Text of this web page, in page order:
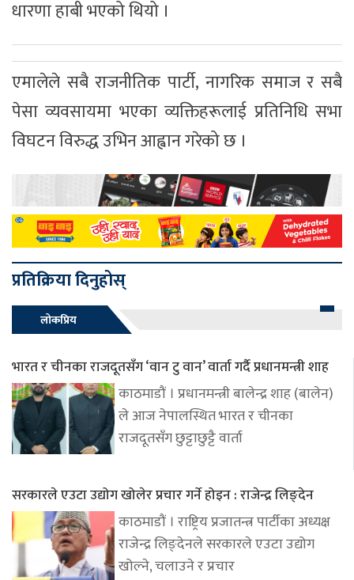
धारणा हाबी भएको थियो ।
एमालेले सबै राजनीतिक पार्टी, नागरिक समाज र सबै
पेसा व्यवसायमा भएका व्यक्तिहरूलाई प्रतिनिधि सभा
विघटन विरुद्ध उभिन आह्वान गरेको छ ।
प्रतिक्रिया दिनुहोस्
लोकप्रिय
भारत र चीनका राजदूतसँग ‘वान टु वान’ वार्ता गर्दै प्रधानमन्त्री शाह
काठमाडौं । प्रधानमन्त्री बालेन्द्र शाह (बालेन)
ले आज नेपालस्थित भारत र चीनका
राजदूतसँग छुट्टाछुट्टै वार्ता
सरकारले एउटा उद्योग खोलेर प्रचार गर्ने होइन : राजेन्द्र लिङ्देन
काठमाडौं । राष्ट्रिय प्रजातन्त्र पार्टीका अध्यक्ष
राजेन्द्र लिङ्देनले सरकारले एउटा उद्योग
खोल्ने, चलाउने र प्रचार